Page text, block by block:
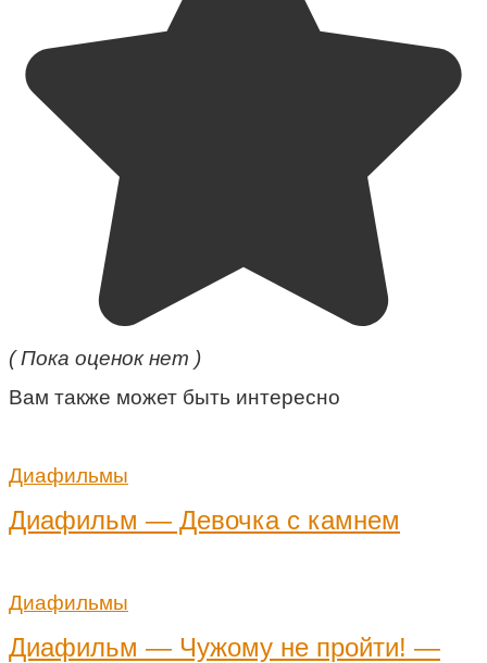
( Пока оценок нет )
Вам также может быть интересно
Диафильмы
Диафильм — Девочка с камнем
Диафильмы
Диафильм — Чужому не пройти! —